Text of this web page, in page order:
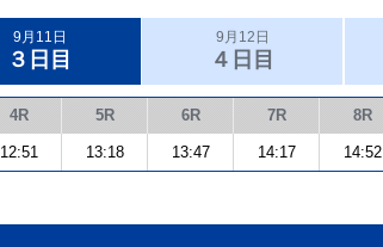
9月11日
３日目
9月12日
４日目
4R 5R 6R 7R 8R
12:51 13:18 13:47 14:17 14:52